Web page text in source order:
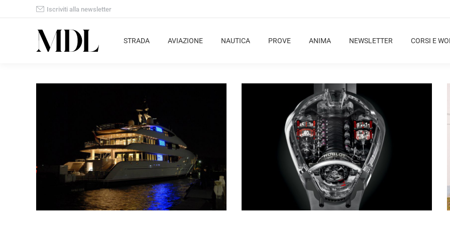
Iscriviti alla newsletter
STRADA AVIAZIONE NAUTICA PROVE ANIMA NEWSLETTER CORSI E